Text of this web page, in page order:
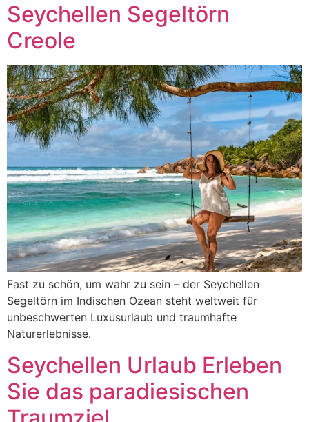
Seychellen Segeltörn
Creole
Fast zu schön, um wahr zu sein – der Seychellen
Segeltörn im Indischen Ozean steht weltweit für
unbeschwerten Luxusurlaub und traumhafte
Naturerlebnisse.
Seychellen Urlaub Erleben
Sie das paradiesischen